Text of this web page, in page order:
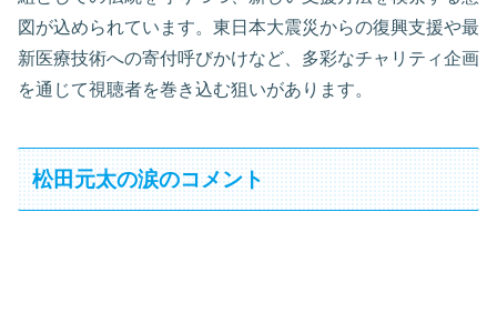
図が込められています。東日本大震災からの復興支援や最
新医療技術への寄付呼びかけなど、多彩なチャリティ企画
を通じて視聴者を巻き込む狙いがあります。
松田元太の涙のコメント